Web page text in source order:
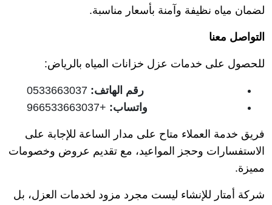
لضمان مياه نظيفة وآمنة بأسعار مناسبة.
التواصل معنا
للحصول على خدمات عزل خزانات المياه بالرياض:
رقم الهاتف:
واتساب:
+966533663037
فريق خدمة العملاء متاح على مدار الساعة للإجابة على
الاستفسارات وحجز المواعيد، مع تقديم عروض وخصومات
مميزة.
شركة أمتار للإنشاء ليست مجرد مزود لخدمات العزل، بل